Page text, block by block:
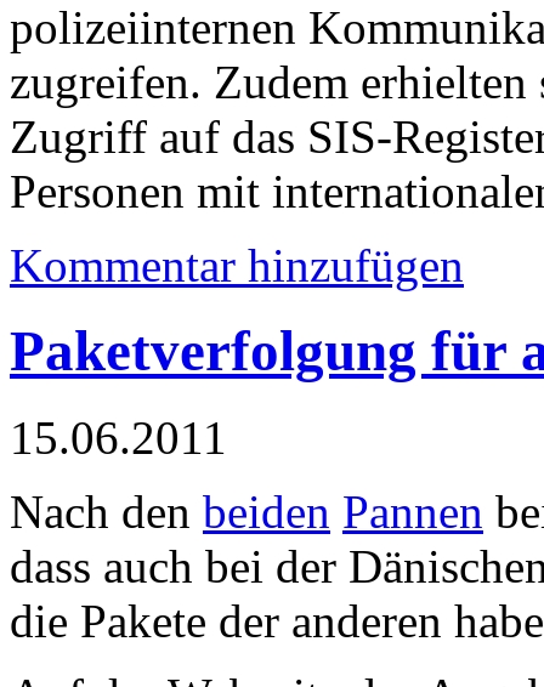
polizeiinternen
zugreifen. Zudem erhielten
Zugriff auf das SIS-
Personen mit
Kommentar hinzufügen
Paketverfolgung für
15.06.2011
Nach den beiden Pannen
dass auch bei der
die Pakete der anderen